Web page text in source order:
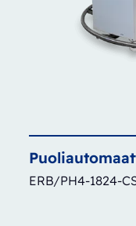
ERB/PH4-1824-